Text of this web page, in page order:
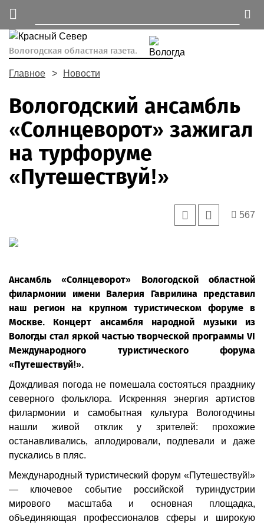
Вологодская областная газета.
Главное Новости
Вологодский ансамбль
«Солнцеворот» зажигал
на турфоруме
«Путешествуй!»
567
Ансамбль «Солнцеворот» Вологодской областной
филармонии имени Валерия Гаврилина представил
наш регион на крупном туристическом форуме в
Москве. Концерт ансамбля народной музыки из
Вологды стал яркой частью творческой программы VI
Международного туристического форума
«Путешествуй!».
Дождливая погода не помешала состояться празднику
северного фольклора. Искренняя энергия артистов
филармонии и самобытная культура Вологодчины
нашли живой отклик у зрителей: прохожие
останавливались, аплодировали, подпевали и даже
пускались в пляс.
Международный туристический форум «Путешествуй!»
— ключевое событие российской туриндустрии
мирового масштаба и основная площадка,
объединяющая профессионалов сферы и широкую